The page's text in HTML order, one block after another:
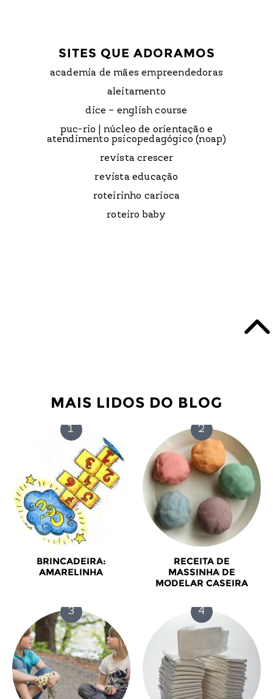
SITES QUE ADORAMOS
academia de mães empreendedoras
aleitamento
dice – english course
puc-rio | núcleo de orientação e
atendimento psicopedagógico (noap)
revista crescer
revista educação
roteirinho carioca
roteiro baby
MAIS LIDOS DO BLOG
BRINCADEIRA:
AMARELINHA
RECEITA DE
MASSINHA DE
MODELAR CASEIRA